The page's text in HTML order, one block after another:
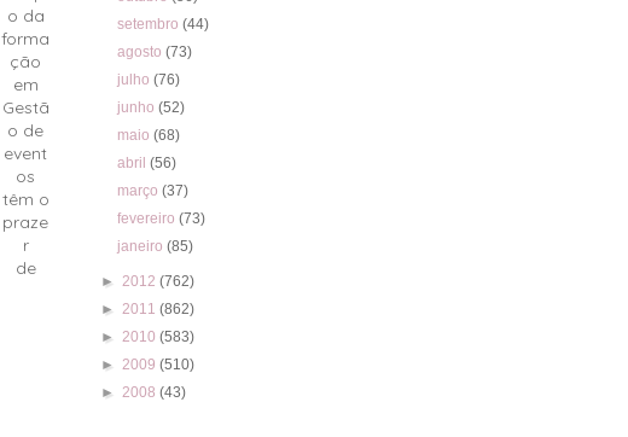
o da
forma
ção
em
Gestã
o de
event
os
têm o
praze
r
de
setembro(44)
agosto(73)
julho(76)
junho(52)
maio(68)
abril(56)
março(37)
fevereiro(73)
janeiro(85)
► 2012 (762)
► 2011 (862)
► 2010 (583)
► 2009 (510)
► 2008 (43)